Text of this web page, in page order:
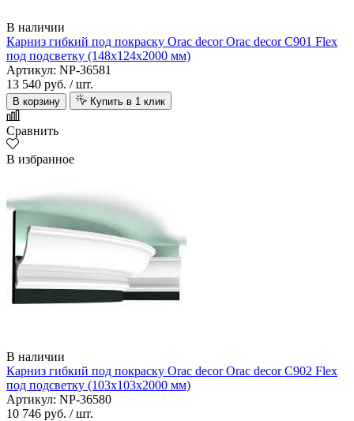
В наличии
Карниз гибкий под покраску Orac decor Orac decor C901 Flex
под подсветку (148х124х2000 мм)
Артикул: NP-36581
13 540 руб. / шт.
В корзину Купить в 1 клик
Сравнить
В избранное
В наличии
Карниз гибкий под покраску Orac decor Orac decor C902 Flex
под подсветку (103х103х2000 мм)
Артикул: NP-36580
10 746 руб. / шт.